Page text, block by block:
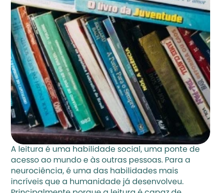
A leitura é uma habilidade social, uma ponte de
acesso ao mundo e às outras pessoas. Para a
neurociência, é uma das habilidades mais
incríveis que a humanidade já desenvolveu.